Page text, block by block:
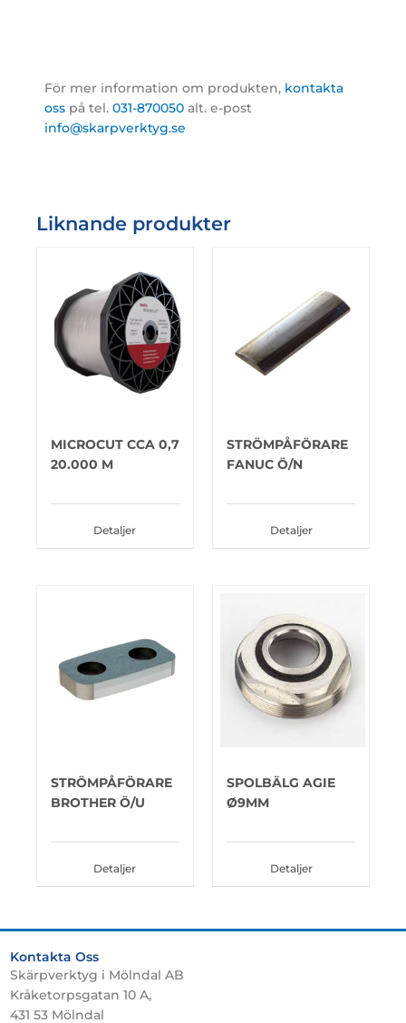
För mer information om produkten, kontakta
oss på tel.031-870050 alt. e-post
info@skarpverktyg.se
Liknande produkter
MICROCUT CCA 0,7
20.000 M
Detaljer
STRÖMPÅFÖRARE
FANUC Ö/N
Detaljer
STRÖMPÅFÖRARE
BROTHER Ö/U
Detaljer
SPOLBÄLG AGIE
Ø9MM
Detaljer
Kontakta Oss
Skärpverktyg i Mölndal AB
Kråketorpsgatan 10 A,
431 53 Mölndal